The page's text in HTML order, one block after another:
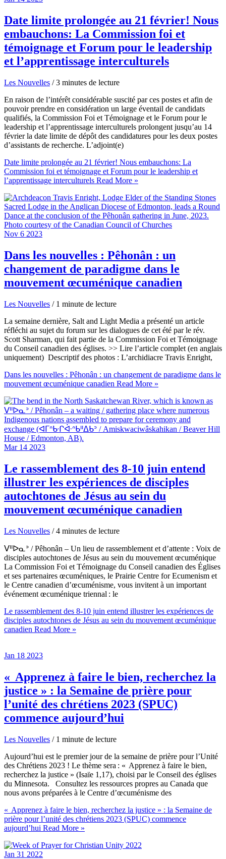
Date limite prolongée au 21 février! Nous
embauchons: La Commission foi et
témoignage et Forum pour le leadership
et l’apprentissage interculturels
Les Nouvelles /3 minutes de lecture
En raison de l’intérêt considérable suscité par ces postes et afin de
pouvoir prendre en considération un large éventail de candidats
qualifiés, la Commission Foi et Témoignage et le Forum pour le
leadership et l’apprentissage interculturels prolongent jusqu’au 14
février la date limite de dépôt des candidatures pour les deux postes
d’assistants de recherche. L’adjoint(e)
Date limite prolongée au 21 février! Nous embauchons: La
Commission foi et témoignage et Forum pour le leadership et
l’apprentissage interculturels Read More »
Nov 6 2023
Dans les nouvelles : Pêhonân : un
changement de paradigme dans le
mouvement œcuménique canadien
Les Nouvelles / 1 minute de lecture
La semaine dernière, Salt and Light Media a présenté un article
réfléchi au sujet du forum sur les dialogues de cet été par le rév.
Scott Sharman, qui fait partie de la Commission Foi et Témoignage
du Conseil canadien des églises. >> Lire l’article complet (en anglais
uniquement) Descriptif des photos : L’archidiacre Travis Enright,
Dans les nouvelles : Pêhonân : un changement de paradigme dans le
mouvement œcuménique canadien Read More »
Mar 14 2023
Le rassemblement des 8-10 juin entend
illustrer les expériences de disciples
autochtones de Jésus au sein du
mouvement œcuménique canadien
Les Nouvelles /4 minutes de lecture
ᐯᐦᐅᓇᐣ / Pêhonân – Un lieu de rassemblement et d’attente : Voix de
disciples autochtones de Jésus au sein du mouvement œcuménique
La Commission Foi et Témoignage du Conseil canadien des Églises
et ses partenaires œcuméniques, le Prairie Centre for Ecumenism et
le Centre canadien d’œcuménisme, vous invitent à un important
événement œcuménique triennal : le
Le rassemblement des 8-10 juin entend illustrer les expériences de
disciples autochtones de Jésus au sein du mouvement œcuménique
canadien Read More »
Jan 18 2023
« Apprenez à faire le bien, recherchez la
justice » : la Semaine de prière pour
l’unité des chrétiens 2023 (SPUC)
commence aujourd’hui
Les Nouvelles / 1 minute de lecture
Aujourd’hui est le premier jour de la semaine de prière pour l’Unité
des Chrétiens 2023 ! Le thème sera : « Apprenez à faire le bien,
recherchez la justice » (Isaïe 1,17), choisi par le Conseil des églises
du Minnesota. Consultez les ressources propres au Canada que
nous avons préparées à le Centre d’œcuménisme des
« Apprenez à faire le bien, recherchez la justice » : la Semaine de
prière pour l’unité des chrétiens 2023 (SPUC) commence
aujourd’hui Read More »
Jan 31 2022